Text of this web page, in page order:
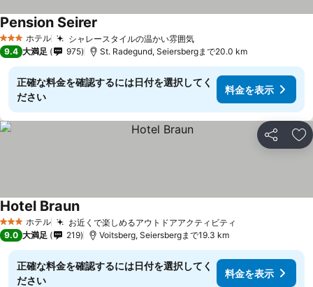
3 ホテルのランク
ホテル シャレースタイルの温かい雰囲気
Pension Seirer
9.4 大満足 975 St. Radegund, Seiersbergまで20.0 km
正確な料金を確認するには日付を選択してく
ださい
料金を表示
シェア お
3 ホテルのランク
ホテル お近くで楽しめるアウトドアアクティビティ
Hotel Braun
9.0 大満足 219 Voitsberg, Seiersbergまで19.3 km
正確な料金を確認するには日付を選択してく
ださい
料金を表示